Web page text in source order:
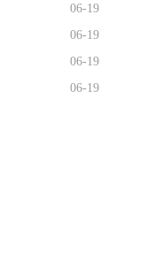
06-19
06-19
06-19
06-19